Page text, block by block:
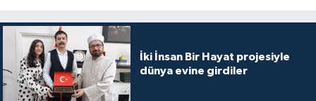
İki İnsan Bir Hayat projesiyle
dünya evine girdiler
Malatya Müftülüğü
Manisa Müftülüğü